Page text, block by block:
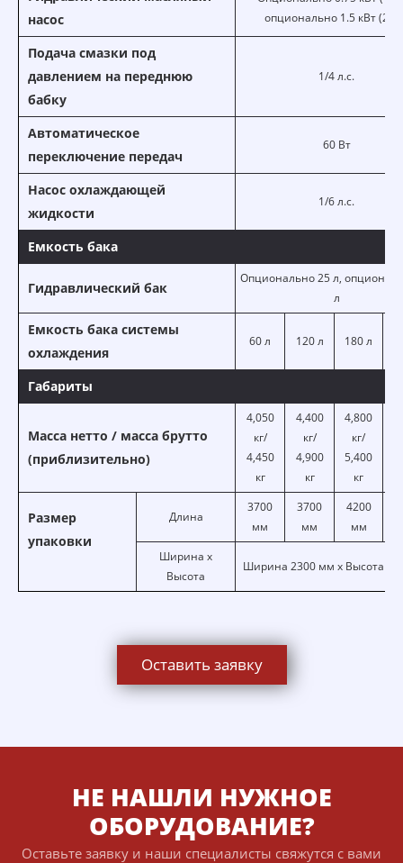
насос
опционально 1.5 кВт
Подача смазки под
давлением на переднюю
бабку
1/4 л.с.
Автоматическое
переключение передач
60 Вт
Насос охлаждающей
жидкости
1/6 л.с.
Емкость бака
Гидравлический бак
Опционально 25 л,
л
Емкость бака системы
охлаждения
60 л 120 л 180 л
Габариты
Масса нетто / масса брутто
(приблизительно)
4,050
кг/
4,450
кг
4,400
кг/
4,900
кг
4,800
кг/
5,400
кг
Размер
упаковки
Длина
3700
мм
3700
мм
4200
мм
Ширина x
Высота
Ширина 2300 мм x Высота
Оставить заявку
НЕ НАШЛИ НУЖНОЕ
ОБОРУДОВАНИЕ?
Оставьте заявку и наши специалисты свяжутся с вами